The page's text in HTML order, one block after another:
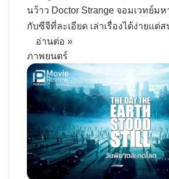
นว้าว Doctor Strange จอมเวทย์ม
กับซีจีที่ละเอียด เล่าเรื่องได้ง่ายแต่
อ่านต่อ »
ภาพยนตร์